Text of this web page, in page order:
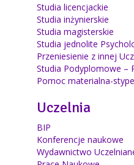
Studia licencjackie
Studia inżynierskie
Studia magisterskie
Studia jednolite
Przeniesienie z innej
Studia Podyplomowe –
Pomoc materialna-
Uczelnia
BIP
Konferencje naukowe
Wydawnictwo